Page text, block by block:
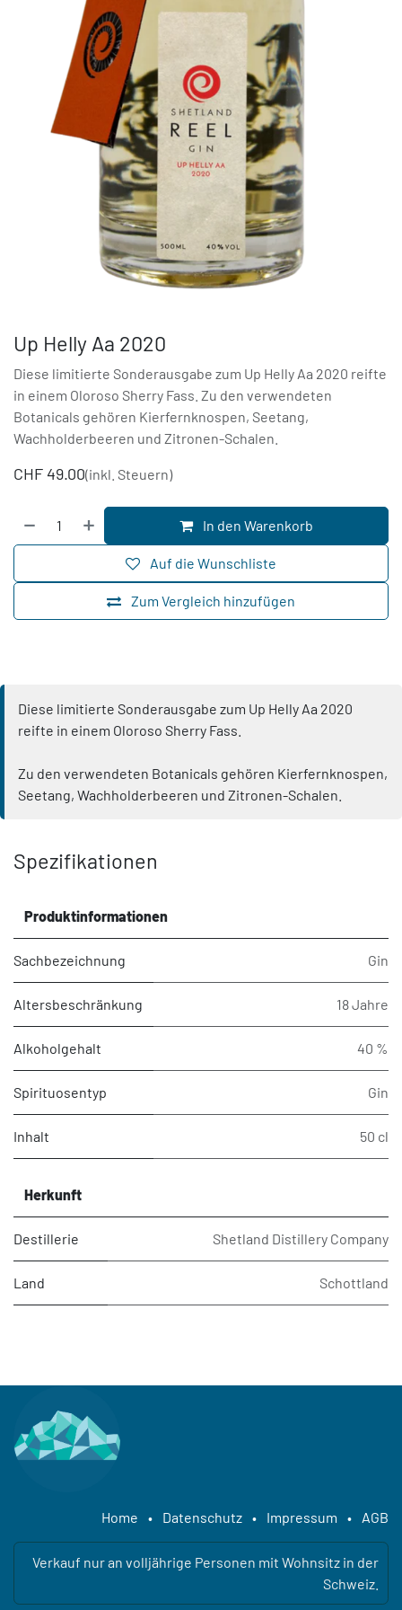
Up Helly Aa 2020
Diese limitierte Sonderausgabe zum Up Helly Aa 2020 reifte
in einem Oloroso Sherry Fass. Zu den verwendeten
Botanicals gehören Kierfernknospen, Seetang,
Wachholderbeeren und Zitronen-Schalen.
CHF 49.00(inkl. Steuern)
In den Warenkorb
Zum Vergleich hinzufügen
Auf die Wunschliste
Diese limitierte Sonderausgabe zum Up Helly Aa 2020
reifte in einem Oloroso Sherry Fass.
Zu den verwendeten Botanicals gehören Kierfernknospen,
Seetang, Wachholderbeeren und Zitronen-Schalen.
Spezifikationen
Produktinformationen
Sachbezeichnung Gin
Altersbeschränkung 18 Jahre
Alkoholgehalt 40 %
Spirituosentyp Gin
Inhalt 50 cl
Herkunft
Destillerie Shetland Distillery Company
Land Schottland
Home • Datenschutz • Impressum • AGB
Verkauf nur an volljährige Personen mit Wohnsitz in der
Schweiz.